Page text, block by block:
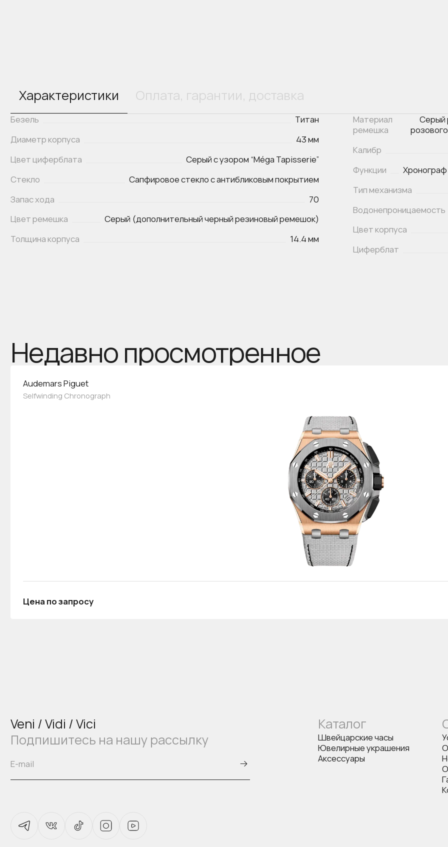
Характеристики Оплата, гарантии, доставка
Безель
Титан
Диаметр корпуса
43 мм
Цвет циферблата
Серый с узором “Méga Tapisserie”
Стекло
Сапфировое стекло с антибликовым покрытием
Запас хода
70
Цвет ремешка
Серый (дополнительный черный резиновый ремешок)
Толщина корпуса
14.4 мм
Материал
ремешка
Серый
Калибр
Функции
Хронограф
Тип механизма
Водонепроницаемость
Цвет корпуса
Циферблат
Недавно просмотренное
Audemars Piguet
Selfwinding Chronograph
Цена по запросу
Veni / Vidi / Vici
Подпишитесь на нашу рассылку
Каталог
Швейцарские часы
Ювелирные украшения
Аксессуары